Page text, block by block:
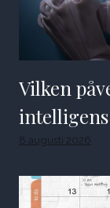
Vilken
8 augusti 2026